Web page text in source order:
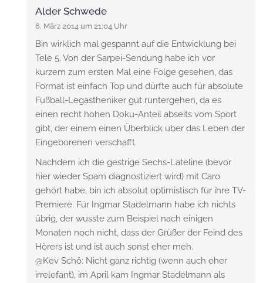
Alder Schwede
6. März 2014 um 21:04 Uhr
Bin wirklich mal gespannt auf die Entwicklung bei
Tele 5. Von der Sarpei-Sendung habe ich vor
kurzem zum ersten Mal eine Folge gesehen, das
Format ist einfach Top und dürfte auch für absolute
Fußball-Legastheniker gut runtergehen, da es
einen recht hohen Doku-Anteil abseits vom Sport
gibt, der einem einen Überblick über das Leben der
Eingeborenen verschafft.
Nachdem ich die gestrige Sechs-Lateline (bevor
hier wieder Spam diagnostiziert wird) mit Caro
gehört habe, bin ich absolut optimistisch für ihre TV-
Premiere. Für Ingmar Stadelmann habe ich nichts
übrig, der wusste zum Beispiel nach einigen
Monaten noch nicht, dass der Grüßer der Feind des
Hörers ist und ist auch sonst eher meh.
@Kev Schö: Nicht ganz richtig (wenn auch eher
irrelefant), im April kam Ingmar Stadelmann als